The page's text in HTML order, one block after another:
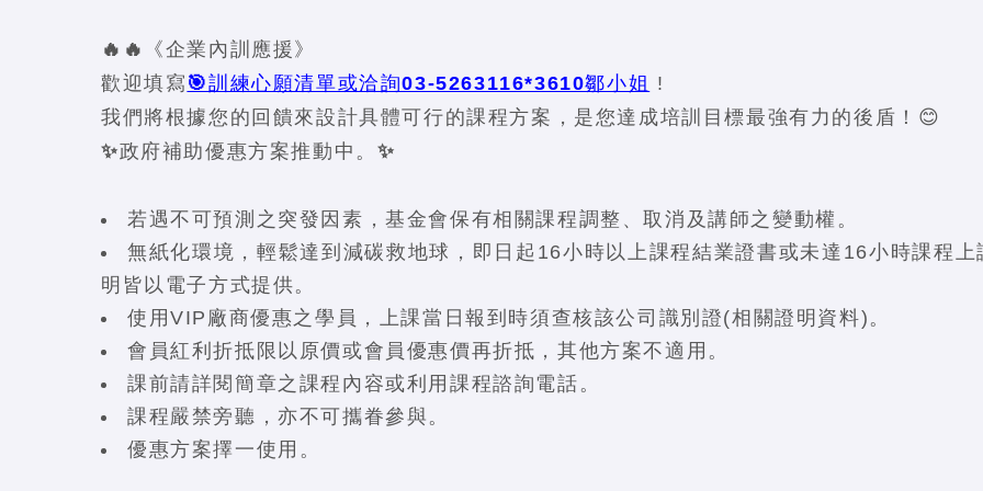
🔥🔥《企業內訓應援》
歡迎填寫 🎯訓練心願清單或洽詢03-5263116*3610鄒小姐 !
我們將根據您的回饋來設計具體可行的課程方案，是您達成培訓目標最強有力的後盾！😊
✨政府補助優惠方案推動中。✨
若遇不可預測之突發因素，基金會保有相關課程調整、取消及講師之變動權。
無紙化環境，輕鬆達到減碳救地球，即日起16小時以上課程結業證書或未達16小時課程上
明皆以電子方式提供。
使用VIP廠商優惠之學員，上課當日報到時須查核該公司識別證(相關證明資料)。
會員紅利折抵限以原價或會員優惠價再折抵，其他方案不適用。
課前請詳閱簡章之課程內容或利用課程諮詢電話。
課程嚴禁旁聽，亦不可攜眷參與。
優惠方案擇一使用。